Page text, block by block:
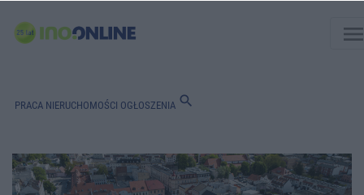
PRACA NIERUCHOMOŚCI OGŁOSZENIA search